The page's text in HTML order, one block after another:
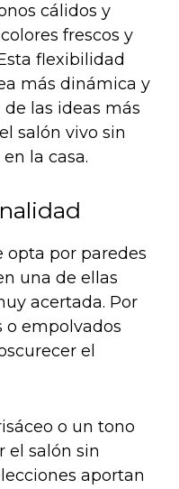
cálidos y
frescos y
flexibilidad
más dinámica y
las ideas más
salón vivo sin
la casa.
opta por paredes
una de ellas
acertada. Por
o empolvados
el
o un tono
el salón sin
aportan